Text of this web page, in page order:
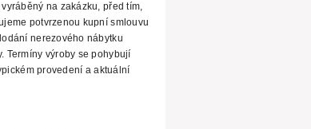
na zakázku, před tím,
potvrzenou kupní smlouvu
nerezového nábytku
Termíny výroby se pohybují
provedení a aktuální